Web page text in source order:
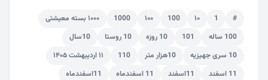
#
1 ۱۰ 100 ۱۰۰ 1000
۱۰۰۰ بسته معیشتی
100 ساله
101 10 روزه 10 روستا
10سال
10 سری جهیزیه
10هزار متر 110
۱۱ اردیبهشت ۱۴۰۵
11 اسفند
11اسفند 11 اسفندماه 11اسفندماه